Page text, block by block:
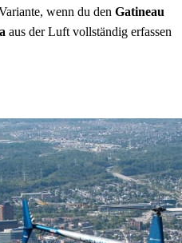
wenn du den Gatineau
aus der Luft vollständig erfassen